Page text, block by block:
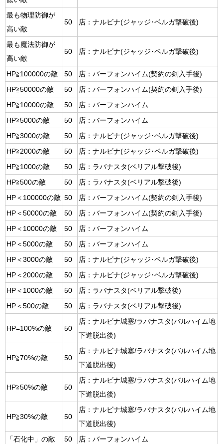
最も物理防御が
高い敵
50 店：ナルビナ(ジャッジ･ベルガ撃破後)
最も魔法防御が
高い敵
50 店：ナルビナ(ジャッジ･ベルガ撃破後)
HP≧100000の敵 50
店：バーフォンハイム(契約の剣入手後)
HP≧50000の敵
50
店：バーフォンハイム(契約の剣入手後)
HP≧10000の敵
50
店：バーフォンハイム
HP≧5000の敵
50
店：バーフォンハイム
HP≧3000の敵
50
店：ナルビナ(ジャッジ･ベルガ撃破後)
HP≧2000の敵
50
店：ナルビナ(ジャッジ･ベルガ撃破後)
HP≧1000の敵
50
店：ラバナスタ(ベリアル撃破後)
HP≧500の敵
50
店：ラバナスタ(ベリアル撃破後)
HP＜100000の敵 50
店：バーフォンハイム(契約の剣入手後)
HP＜50000の敵
50
店：バーフォンハイム(契約の剣入手後)
HP＜10000の敵
50
店：バーフォンハイム
HP＜5000の敵
50
店：バーフォンハイム
HP＜3000の敵
50
店：ナルビナ(ジャッジ･ベルガ撃破後)
HP＜2000の敵
50
店：ナルビナ(ジャッジ･ベルガ撃破後)
HP＜1000の敵
50
店：ラバナスタ(ベリアル撃破後)
HP＜500の敵
50 店：ラバナスタ(ベリアル撃破後)
HP=100%の敵 50
店：ナルビナ城塞/ラバナスタ(バルハイム地
下道脱出後)
HP≧70%の敵 50
店：ナルビナ城塞/ラバナスタ(バルハイム地
下道脱出後)
HP≧50%の敵 50
店：ナルビナ城塞/ラバナスタ(バルハイム地
下道脱出後)
HP≧30%の敵 50
店：ナルビナ城塞/ラバナスタ(バルハイム地
下道脱出後)
「石化中」の敵
50
店：バーフォンハイム